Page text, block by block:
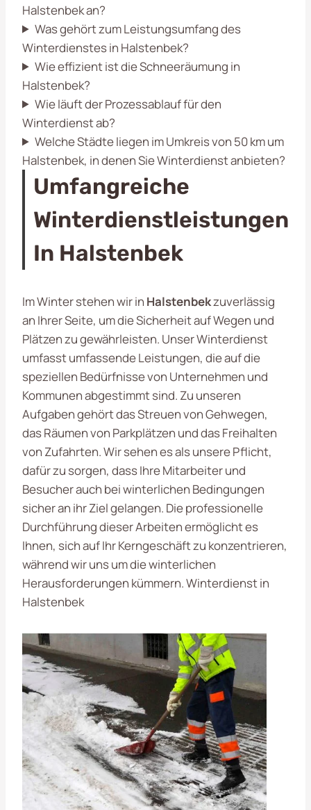
Halstenbek an?
Was gehört zum Leistungsumfang des
Winterdienstes in Halstenbek?
Wie effizient ist die Schneeräumung in
Halstenbek?
Wie läuft der Prozessablauf für den
Winterdienst ab?
Welche Städte liegen im Umkreis von 50 km um
Halstenbek, in denen Sie Winterdienst anbieten?
Umfangreiche
Winterdienstleistungen
In Halstenbek
Im Winter stehen wir in Halstenbekzuverlässig
an Ihrer Seite, um die Sicherheit auf Wegen und
Plätzen zu gewährleisten. Unser Winterdienst
umfasst umfassende Leistungen, die auf die
speziellen Bedürfnisse von Unternehmen und
Kommunen abgestimmt sind. Zu unseren
Aufgaben gehört das Streuen von Gehwegen,
das Räumen von Parkplätzen und das Freihalten
von Zufahrten. Wir sehen es als unsere Pflicht,
dafür zu sorgen, dass Ihre Mitarbeiter und
Besucher auch bei winterlichen Bedingungen
sicher an ihr Ziel gelangen. Die professionelle
Durchführung dieser Arbeiten ermöglicht es
Ihnen, sich auf Ihr Kerngeschäft zu konzentrieren,
während wir uns um die winterlichen
Herausforderungen kümmern. Winterdienst in
Halstenbek